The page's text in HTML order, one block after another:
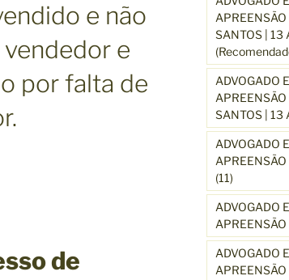
e não
e
por falta de
de
SANTOS | 13
ADVOGADO
SANTOS | 13
ADVOGADO
APREENSÃO
(11)
ADVOGADO
ADVOGADO